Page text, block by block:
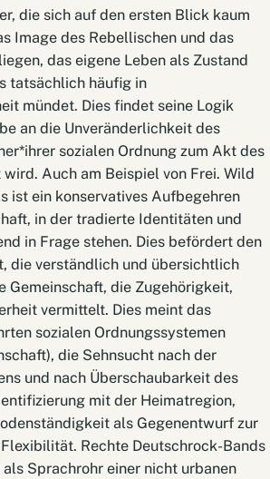
die sich auf den ersten Blick kaum
Image des Rebellischen und das
das eigene Leben als Zustand
tatsächlich häufig in
mündet. Dies findet seine Logik
an die Unveränderlichkeit des
sozialen Ordnung zum Akt des
Auch am Beispiel von Frei. Wild
ist ein konservatives Aufbegehren
in der tradierte Identitäten und
in Frage stehen. Dies befördert den
die verständlich und übersichtlich
Gemeinschaft, die Zugehörigkeit,
vermittelt. Dies meint das
sozialen Ordnungssystemen
die Sehnsucht nach der
und nach Überschaubarkeit des
mit der Heimatregion,
als Gegenentwurf zur
Rechte Deutschrock-Bands
Sprachrohr einer nicht urbanen